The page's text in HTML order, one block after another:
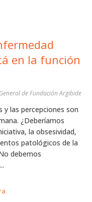
en la función
de Fundación Argibide
y las percepciones son
¿Deberíamos
la obsesividad,
patológicos de la
debemos